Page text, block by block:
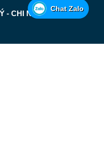
Chat Zalo
- CHI NHÁNH